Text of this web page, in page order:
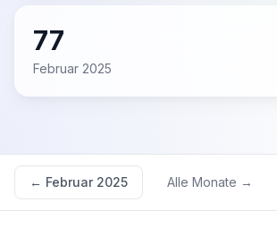
77
Februar 2025
← Februar 2025 Alle Monate →